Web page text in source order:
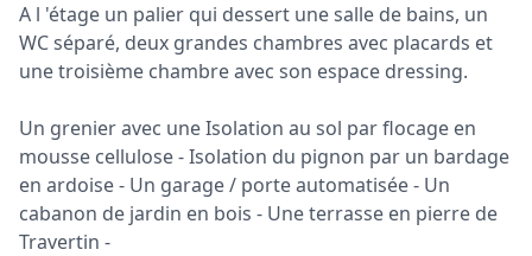
A l 'étage un palier qui dessert une salle de bains, un
WC séparé, deux grandes chambres avec placards et
une troisième chambre avec son espace dressing.
Un grenier avec une Isolation au sol par flocage en
mousse cellulose - Isolation du pignon par un bardage
en ardoise - Un garage / porte automatisée - Un
cabanon de jardin en bois - Une terrasse en pierre de
Travertin -